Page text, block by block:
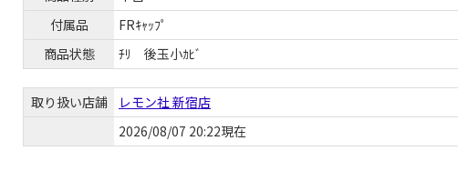
付属品
FRｷｬｯﾌﾟ
商品状態
ﾁﾘ 後玉小ｶﾋﾞ
取り扱い店舗
レモン社 新宿店
2026/08/07 20:22現在